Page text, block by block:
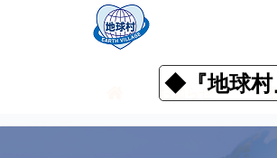
◆『地球村
お知らせ 『